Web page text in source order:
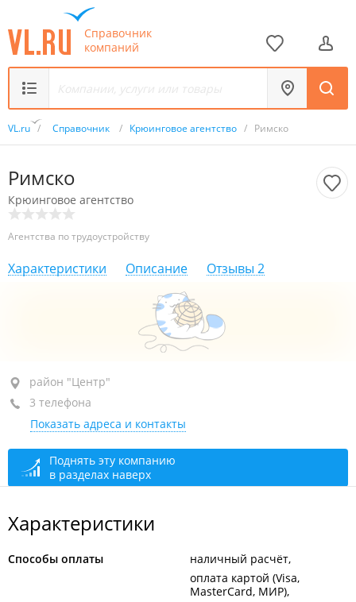
Справочник
компаний
VL.ru / Справочник / Крюинговое агентство / Римско
Римско
Крюинговое агентство
Агентства по трудоустройству
Характеристики Описание Отзывы 2
район "Центр", ул. Капитана Шефнера, 2А
1-й этаж, каб. 301/п
+7 (423) 222-79-39
+7 (423) 222-42-93
+7 908 448-62-17
район "Центр"
3 телефона
Показать адреса и контакты
Поднять эту компанию
в разделах наверх
Характеристики
Способы оплаты
наличный расчёт
оплата картой (Visa,
MasterCard, МИР)